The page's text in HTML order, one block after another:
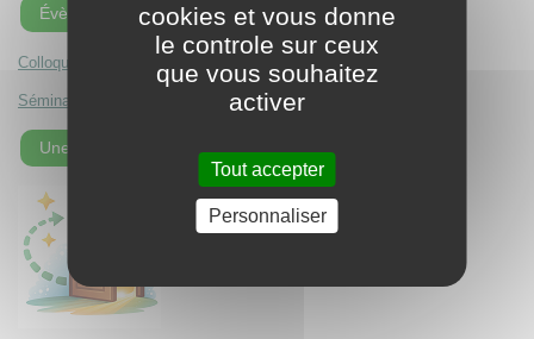
Évènements EFJ
Colloque IA et Psychologie des Prodondeurs
Séminaire Le chemin d'individuation
Une page au hasard !
cookies et vous donne
le controle sur ceux
que vous souhaitez
activer
Tout accepter
Personnaliser